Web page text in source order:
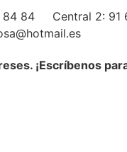
84 84
Central 2: 91
¡Escríbenos